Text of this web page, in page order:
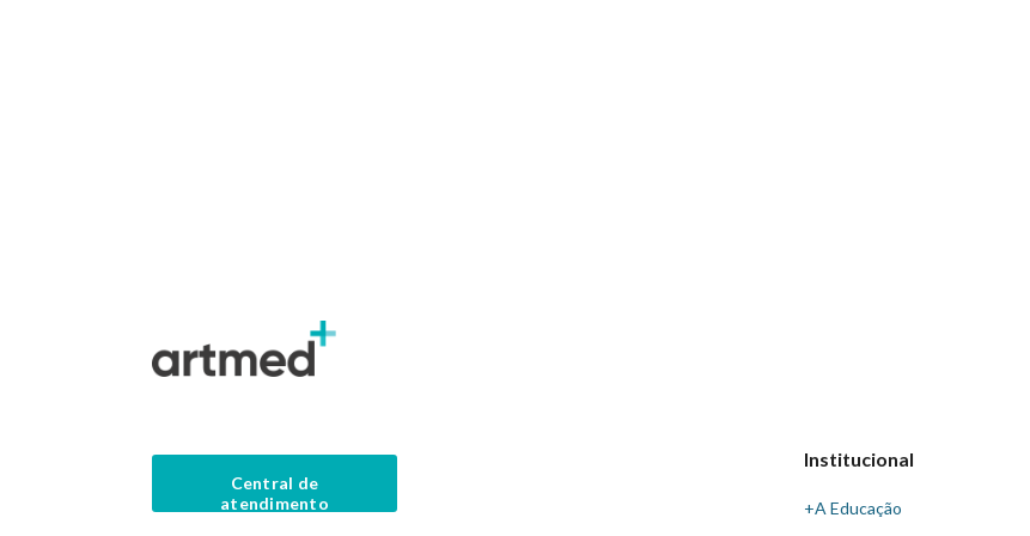
Central de
atendimento
Institucional
+A Educação